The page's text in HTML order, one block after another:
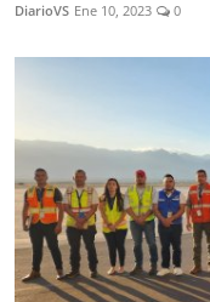
DiarioVS Ene 10, 2023 0